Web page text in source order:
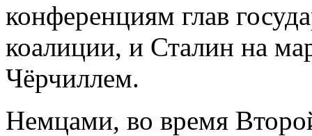
конференциям глав
коалиции, и Сталин на
Чёрчиллем.
Немцами, во время